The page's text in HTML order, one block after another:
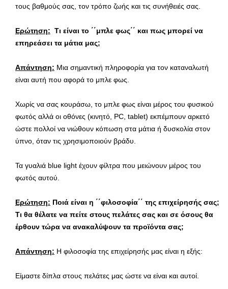
τους βαθμούς σας, τον τρόπο ζωής και τις συνήθειές σας.
Ερώτηση: Τι είναι το ΄΄μπλε φως΄΄ και πως μπορεί να
επηρεάσει τα μάτια μας;
Απάντηση: Μια σημαντική πληροφορία για τον καταναλωτή
είναι αυτή που αφορά το μπλε φως.
Χωρίς να σας κουράσω, το μπλε φως είναι μέρος του φυσικού
φωτός αλλά οι οθόνες (κινητό, PC, tablet) εκπέμπουν αρκετό
ώστε πολλοί να νιώθουν κόπωση στα μάτια ή δυσκολία στον
ύπνο, όταν τις χρησιμοποιούν βράδυ.
Τα γυαλιά blue light έχουν φίλτρα που μειώνουν μέρος του
φωτός αυτού.
Ερώτηση: Ποιά είναι η ΄΄φιλοσοφία΄΄ της επιχείρησής σας;
Τι θα θέλατε να πείτε στους πελάτες σας και σε όσους θα
έρθουν τώρα να ανακαλύψουν τα προϊόντα σας;
Απάντηση: Η φιλοσοφία της επιχείρησής μας είναι η εξής:
Είμαστε δίπλα στους πελάτες μας ώστε να είναι και αυτοί.